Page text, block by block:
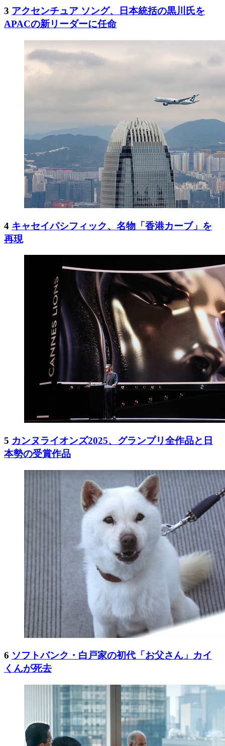
3 アクセンチュア ソング、日本統括の黒川氏を
APACの新リーダーに任命
4 キャセイパシフィック、名物「香港カーブ」を
再現
5 カンヌライオンズ2025、グランプリ全作品と日
本勢の受賞作品
6 ソフトバンク・白戸家の初代「お父さん」カイ
くんが死去